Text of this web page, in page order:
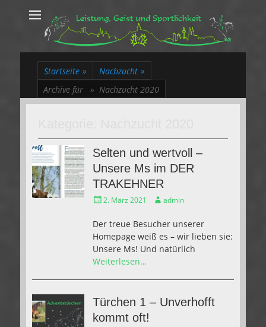
Leistung, Geist
und Sportlichkeit
Trakehner aus dem Herzen des Rheinlands
Startseite » Nachzucht »
Archive für » Nachzucht 2020
Selten und wertvoll –
Unsere Ms im DER
TRAKEHNER
Gepostet
2. März 2021 Autoradmin
Der treue Besucher unserer
Homepage weiß es – wir lieben sie:
Unsere Ms! Und natürlich
Weiterlesen…
Türchen 1 – Unverhofft
kommt oft!